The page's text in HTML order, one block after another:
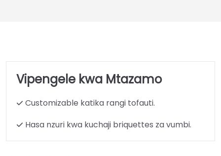
Vipengele kwa Mtazamo
Customizable katika rangi tofauti.
Hasa nzuri kwa kuchaji briquettes za vumbi.